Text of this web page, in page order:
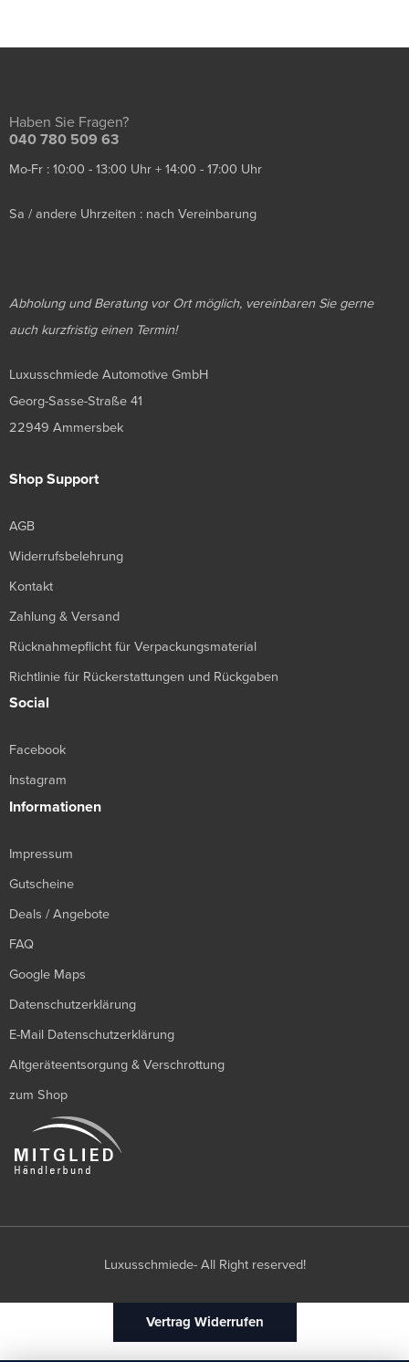
Haben Sie Fragen?
040 780 509 63
Mo-Fr : 10:00 - 13:00 Uhr + 14:00 - 17:00 Uhr
Sa / andere Uhrzeiten : nach Vereinbarung
Abholung und Beratung vor Ort möglich, vereinbaren Sie gerne
auch kurzfristig einen Termin!
Luxusschmiede Automotive GmbH
Georg-Sasse-Straße 41
22949 Ammersbek
Shop Support
AGB
Widerrufsbelehrung
Kontakt
Zahlung & Versand
Rücknahmepflicht für Verpackungsmaterial
Richtlinie für Rückerstattungen und Rückgaben
Social
Facebook
Instagram
Informationen
Impressum
Gutscheine
Deals / Angebote
FAQ
Google Maps
Datenschutzerklärung
E-Mail Datenschutzerklärung
Altgeräteentsorgung & Verschrottung
zum Shop
Luxusschmiede- All Right reserved!
Vertrag Widerrufen